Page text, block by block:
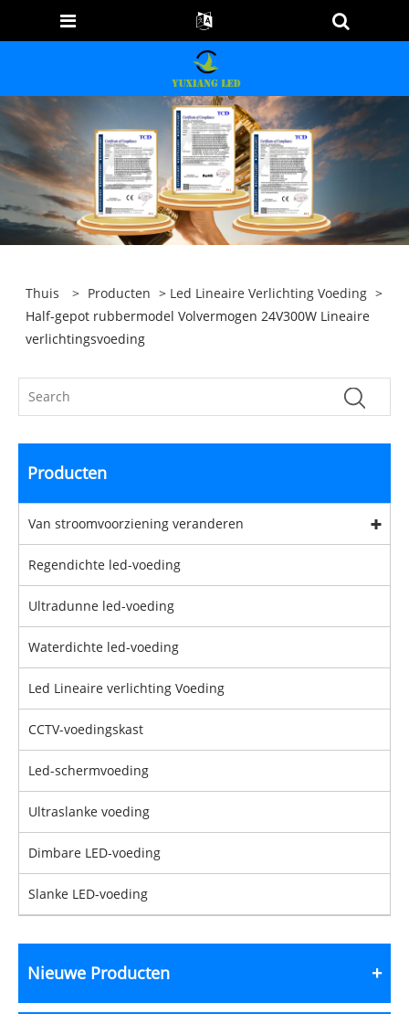
Thuis > Producten > Led Lineaire Verlichting Voeding >
Half-gepot rubbermodel Volvermogen 24V300W Lineaire
verlichtingsvoeding
Producten
Van stroomvoorziening veranderen
Regendichte led-voeding
Ultradunne led-voeding
Waterdichte led-voeding
Led Lineaire verlichting Voeding
CCTV-voedingskast
Led-schermvoeding
Ultraslanke voeding
Dimbare LED-voeding
Slanke LED-voeding
Nieuwe Producten